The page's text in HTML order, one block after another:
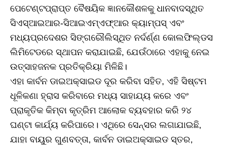
ପେଟେଣ୍ଟପ୍ରାପ୍ତ ବୈଷୟିକ ଜ୍ଞାନକୌଶଳକୁ ଧାନବାଦସ୍ଥିତ
ସିଏସ୍‌ଆଇଆର-ସିଆଇଏମ୍‌ଏଫ୍‌ଆର କ୍ୟାମ୍ପସ୍‌ ଏବଂ
ମଧ୍ୟପ୍ରଦେଶର ସିଙ୍ଗରୌଲିସ୍ଥିତ ନର୍ଦର୍ଣ୍ଣ କୋଲଫିଲ୍ଡସ
ଲିମିଟେଡରେ ସ୍ଥାପନ କରାଯାଇଛି, ଯେଉଁଠାରେ ଏହାକୁ ନେଇ
ଉତ୍ସାହଜନକ ପ୍ରତିକ୍ରିୟା ମିଳିଛି।
ଏହା କାର୍ବନ ଡାଇଅକ୍ସାଇଡ ଦୂର କରିବା ସହିତ, ଏହି ସିଷ୍ଟମ
ଧୂଳିକଣା ହ୍ରାସ କରିବାରେ ମଧ୍ୟ ସାହାଯ୍ୟ କରେ ଏବଂ
ପ୍ରାକୃତିକ କିମ୍ବା କୃତ୍ରିମ ଆଲୋକ ବ୍ୟବହାର କରି ୨୪
ଘଣ୍ଟା କାର୍ଯ୍ୟ କରିପାରେ। ଏଥିରେ ସେନ୍ସର ଲଗାଯାଇଛି,
ଯାହା ବାୟୁର ଗୁଣବତ୍ତା, କାର୍ବନ ଡାଇଅକ୍ସାଇଡ ସ୍ତର,